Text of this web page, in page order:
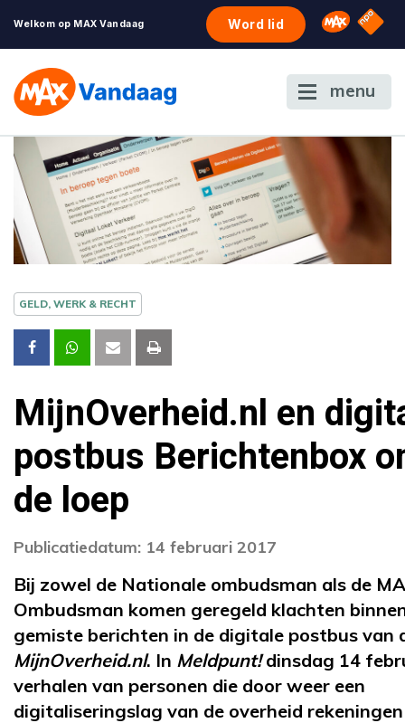
Welkom op MAX Vandaag Word lid Omroep
NPO
menu
GELD, WERK & RECHT
MijnOverheid.nl en
postbus Berichtenbox
de loep
Publicatiedatum: 14 februari 2017
Bij zowel de Nationale ombudsman als de
Ombudsman komen geregeld klachten
gemiste berichten in de digitale postbus van
MijnOverheid.nl. In Meldpunt!dinsdag 14
verhalen van personen die door weer een
digitaliseringslag van de overheid